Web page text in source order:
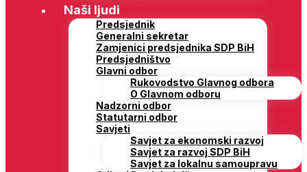
Naši ljudi
Predsjednik
Generalni sekretar
Zamjenici predsjednika SDP BiH
Predsjedništvo
Glavni odbor
Rukovodstvo Glavnog odbora
O Glavnom odboru
Nadzorni odbor
Statutarni odbor
Savjeti
Savjet za ekonomski razvoj
Savjet za razvoj SDP BiH
Savjet za lokalnu samoupravu